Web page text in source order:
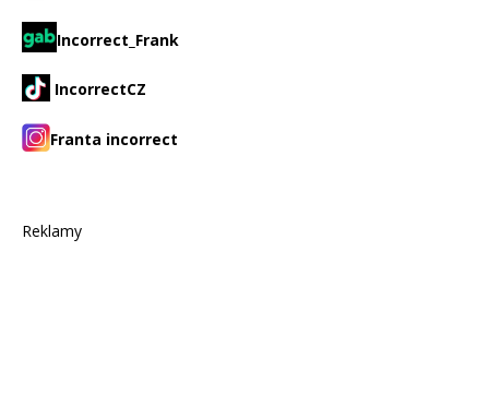
Incorrect_Frank
IncorrectCZ
Franta incorrect
Reklamy